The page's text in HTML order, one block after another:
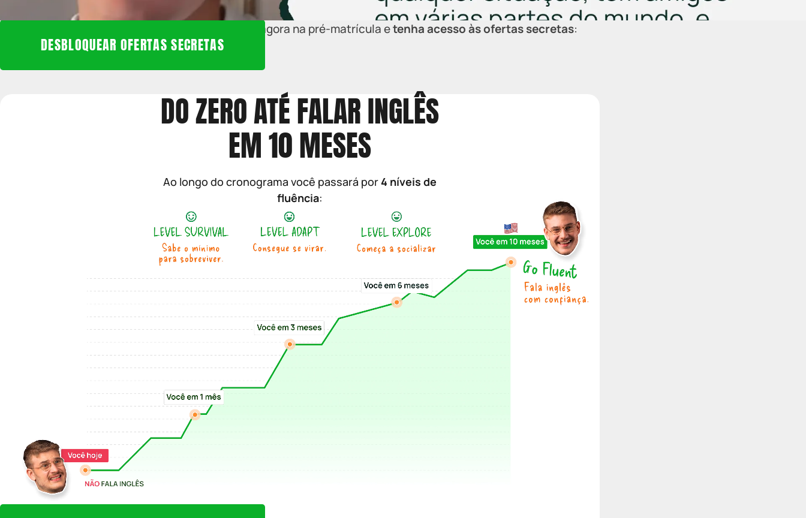
Entre agora na pré-matrícula etenha acesso às ofertas secretas:
DESBLOQUEAR OFERTAS SECRETAS
DO ZERO ATÉ FALAR INGLÊS
EM 10 MESES
Ao longo do cronograma você passará por 4 níveis de
fluência: